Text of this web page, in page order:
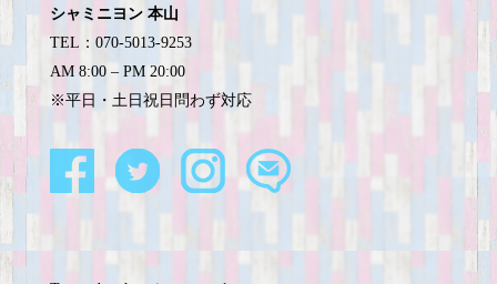
シャミニヨン 本山
TEL：070-5013-9253
AM 8:00 – PM 20:00
※平日・土日祝日問わず対応